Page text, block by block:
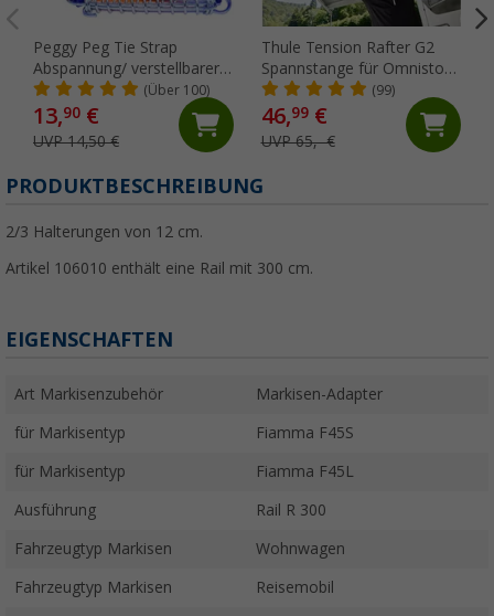
Peggy Peg Tie Strap
Abspannung/ verstellbarer
Markiesenspanngurt(Über 100)
13,90 €
UVP 14,50 €
Thule Tension Rafter G2
Spannstange für Omnistor
5200/4900/5003/5002 250
cm
(99)
46,99€
UVP 65,- €
PRODUKTBESCHREIBUNG
2/3 Halterungen von 12 cm.
Artikel 106010 enthält eine Rail mit 300 cm.
EIGENSCHAFTEN
Art Markisenzubehör Markisen-Adapter
für Markisentyp Fiamma F45S
für Markisentyp Fiamma F45L
Ausführung Rail R 300
Fahrzeugtyp Markisen Wohnwagen
Fahrzeugtyp Markisen Reisemobil